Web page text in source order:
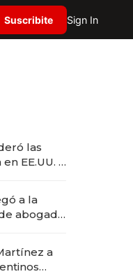
Suscribite Sign In
las
EE.UU. y
a la
abogado
a